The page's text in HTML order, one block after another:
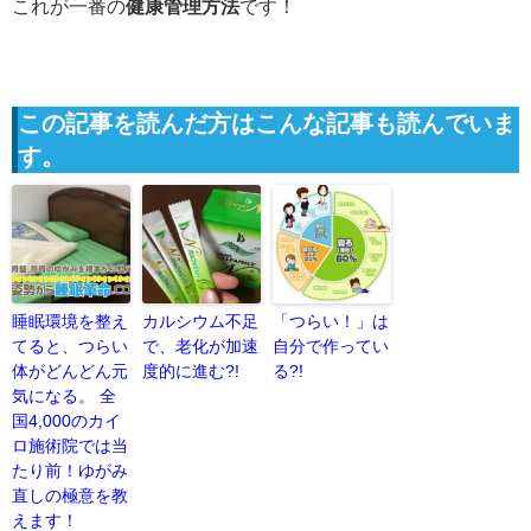
これが一番の健康管理方法です！
この記事を読んだ方はこんな記事も読んでいま
す。
睡眠環境を整え
てると、つらい
体がどんどん元
気になる。 全
国4,000のカイ
ロ施術院では当
たり前！ゆがみ
直しの極意を教
えます！
カルシウム不足
で、老化が加速
度的に進む?!
「つらい！」は
自分で作ってい
る?!